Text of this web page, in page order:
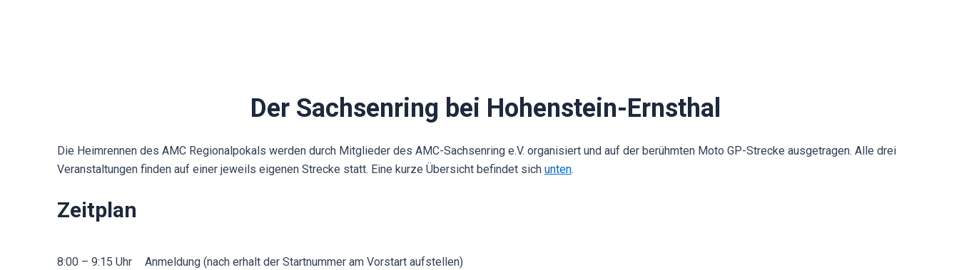
Der Sachsenring bei Hohenstein-Ernsthal
Die Heimrennen des AMC Regionalpokals werden durch Mitglieder des AMC-Sachsenring e.V. organisiert und auf der berühmten Moto GP-Strecke ausgetragen. Alle drei
Veranstaltungen finden auf einer jeweils eigenen Strecke statt. Eine kurze Übersicht befindet sich unten.
Zeitplan
8:00 – 9:15 Uhr
Anmeldung (nach erhalt der Startnummer am Vorstart aufstellen)